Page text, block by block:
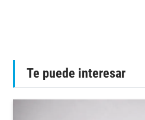
Te puede interesar